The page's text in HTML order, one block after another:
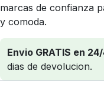
marcas de confianza
y comoda.
Envio GRATIS en
dias de devolucion.